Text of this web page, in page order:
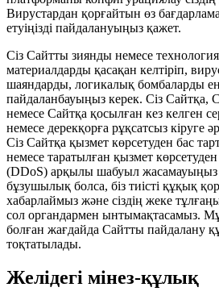
Вирустардан қорғайтын өз
етуіңізді пайдалануыңыз қажет.
Сіз Сайтты зиянды немесе
материалдарды қасақан келтіріп,
шаяндарды, логикалық бомбаларды
пайдаланбауыңыз керек. Сіз Сайтқа,
немесе Сайтқа қосылған кез келген
немесе дерекқорға рұқсатсыз кіруге
Сіз Сайтқа қызмет көрсетуден бас
немесе таратылған қызмет
(DDoS) арқылы шабуыл
бұзушылық болса, біз тиісті құқық
хабарлаймыз және сіздің жеке
сол органдармен ынтымақтасамыз.
болған жағдайда Сайтты пайдалану
тоқтатылады.
Желідегі мінез-құлық